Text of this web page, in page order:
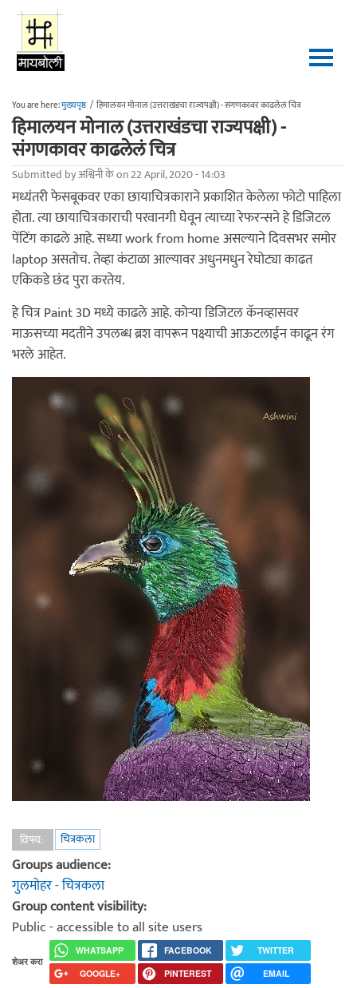
Skip to main content
You are here:मुख्यपृष्ठ / हिमालयन मोनाल (उत्तराखंडचा राज्यपक्षी) - संगणकावर काढलेलं चित्र
हिमालयन मोनाल (उत्तराखंडचा राज्यपक्षी) -
संगणकावर काढलेलं चित्र
Submitted byअश्विनी केon 22 April, 2020 - 14:03
मध्यंतरी फेसबूकवर एका छायाचित्रकाराने प्रकाशित केलेला फोटो पाहिला
होता. त्या छायाचित्रकाराची परवानगी घेवून त्याच्या रेफरन्सने हे डिजिटल
पेंटिंग काढले आहे. सध्या work from home असल्याने दिवसभर समोर
laptop असतोच. तेव्हा कंटाळा आल्यावर अधुनमधुन रेघोट्या काढत
एकिकडे छंद पुरा करतेय.
हे चित्र Paint 3D मध्ये काढले आहे. कोर्‍या डिजिटल कॅनव्हासवर
माऊसच्या मदतीने उपलब्ध ब्रश वापरून पक्ष्याची आऊटलाईन काढून रंग
भरले आहेत.
विषय: चित्रकला
Groups audience:
गुलमोहर - चित्रकला
Group content visibility:
Public - accessible to all site users
शेअर करा
WHATSAPP FACEBOOK
TWITTER
GOOGLE+
PINTEREST EMAIL